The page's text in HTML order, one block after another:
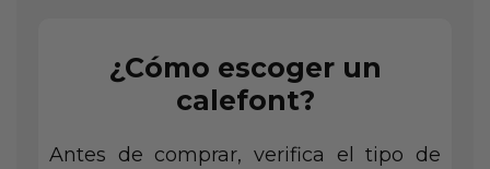
¿Cómo escoger un
calefont?
Antes de comprar, verifica el tipo de